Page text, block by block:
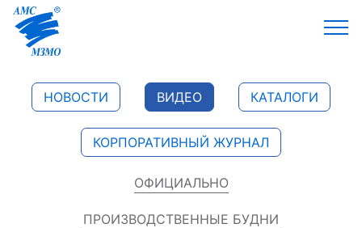
НОВОСТИ ВИДЕО КАТАЛОГИ
КОРПОРАТИВНЫЙ ЖУРНАЛ
ОФИЦИАЛЬНО
ПРОИЗВОДСТВЕННЫЕ БУДНИ